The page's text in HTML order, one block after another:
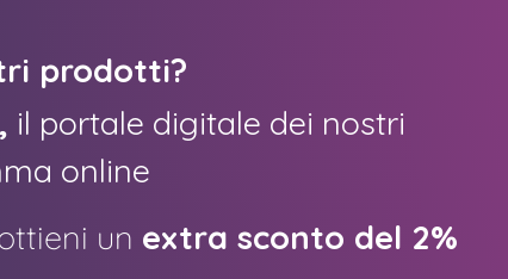
prodotti?
il portale digitale dei nostri
online
un extra sconto del 2%